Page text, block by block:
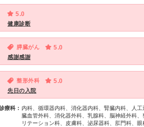
5.0
健康診断
膵臓がん 5.0
感謝感謝
整形外科 5.0
先日の入院
療科： 内科、循環器内科、消化器内科、腎臓内科、人
臓血管外科、消化器外科、乳腺科、脳神経外科
リテーション科、皮膚科、泌尿器科、肛門科、